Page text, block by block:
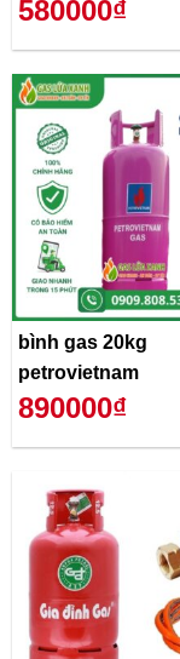
580000₫
bình gas 20kg
petrovietnam
890000₫